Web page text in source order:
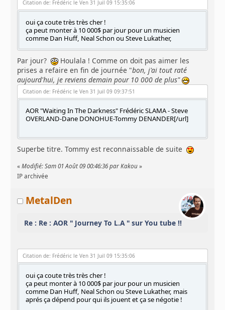
Citation de: Frédéric le Ven 31 Juil 09 15:35:06
oui ça coute très très cher !
ça peut monter à 10 000$ par jour pour un musicien
comme Dan Huff, Neal Schon ou Steve Lukather,
Par jour?
Houlala ! Comme on doit pas aimer les
prises a refaire en fin de journée "bon, j'ai tout raté
aujourd'hui, je reviens demain pour 10 000 de plus"
Citation de: Frédéric le Ven 31 Juil 09 09:37:51
AOR "Waiting In The Darkness" Frédéric SLAMA - Steve
OVERLAND-Dane DONOHUE-Tommy DENANDER[/url]
Superbe titre. Tommy est reconnaissable de suite
«Modifié: Sam 01 Août 09 00:46:36 par Kakou »
IP archivée
MetalDen
Re : Re : AOR " Journey To L.A " sur You tube !!
Citation de: Frédéric le Ven 31 Juil 09 15:35:06
oui ça coute très très cher !
ça peut monter à 10 000$ par jour pour un musicien
comme Dan Huff, Neal Schon ou Steve Lukather, mais
aprés ça dépend pour qui ils jouent et ça se négotie !